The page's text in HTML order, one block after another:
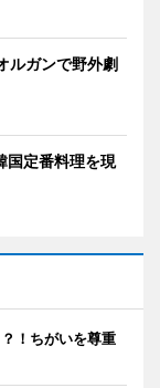
ルガンで野外劇
定番料理を現
！ちがいを尊重